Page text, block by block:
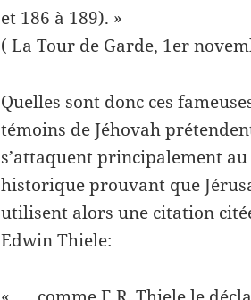
et 186 à 189). »
( La Tour de Garde, 1er
Quelles sont donc ces
témoins de Jéhovah
s’attaquent principalement au
historique prouvant que
utilisent alors une citation
Edwin Thiele: